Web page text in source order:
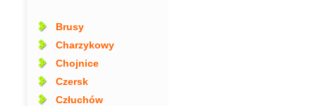
Brusy
Charzykowy
Chojnice
Czersk
Człuchów